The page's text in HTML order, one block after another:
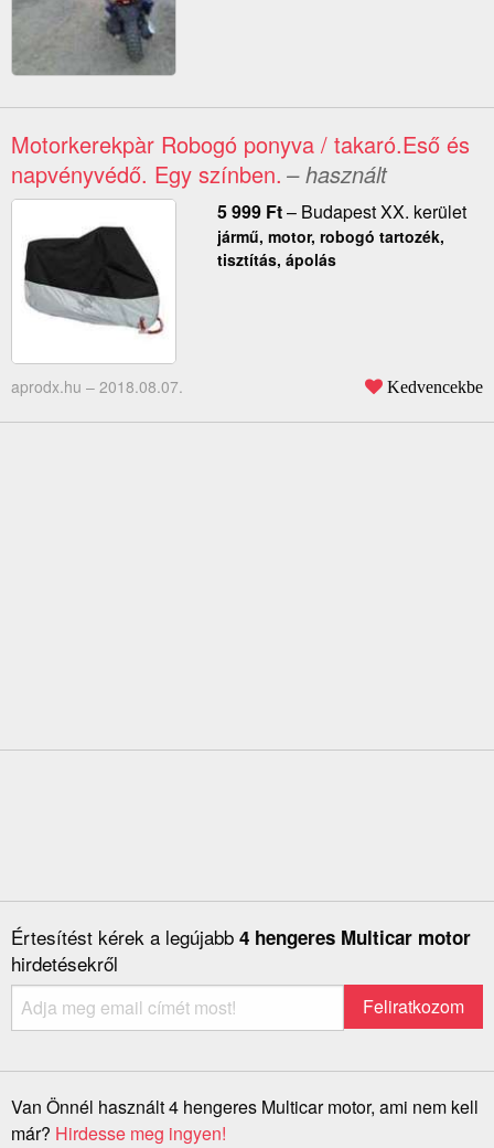
Motorkerekpàr Robogó ponyva / takaró.Eső és
napvényvédő. Egy színben. – használt
5 999 Ft– Budapest XX. kerület
jármű, motor, robogó tartozék,
tisztítás, ápolás
aprodx.hu – 2018.08.07. Kedvencekbe
Értesítést kérek a legújabb 4 hengeres Multicar motor
hirdetésekről
Van Önnél használt 4 hengeres Multicar motor, ami nem kell
már? Hirdesse meg ingyen!